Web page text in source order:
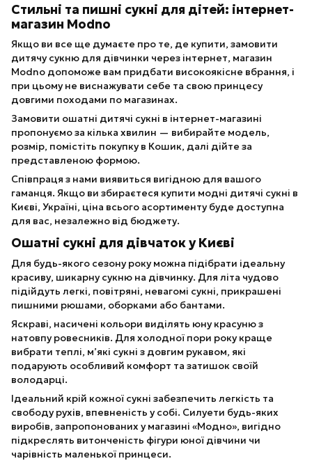
Стильні та пишні сукні для дітей: інтернет-
магазин Modno
Якщо ви все ще думаєте про те, де купити, замовити
дитячу сукню для дівчинки через інтернет, магазин
Modno допоможе вам придбати високоякісне вбрання, і
при цьому не виснажувати себе та свою принцесу
довгими походами по магазинах.
Замовити ошатні дитячі сукні в інтернет-магазині
пропонуємо за кілька хвилин — вибирайте модель,
розмір, помістіть покупку в Кошик, далі дійте за
представленою формою.
Співпраця з нами виявиться вигідною для вашого
гаманця. Якщо ви збираєтеся купити модні дитячі сукні в
Києві, Україні, ціна всього асортименту буде доступна
для вас, незалежно від бюджету.
Ошатні сукні для дівчаток у Києві
Для будь-якого сезону року можна підібрати ідеальну
красиву, шикарну сукню на дівчинку. Для літа чудово
підійдуть легкі, повітряні, невагомі сукні, прикрашені
пишними рюшами, оборками або бантами.
Яскраві, насичені кольори виділять юну красуню з
натовпу ровесників. Для холодної пори року краще
вибрати теплі, м’які сукні з довгим рукавом, які
подарують особливий комфорт та затишок своїй
володарці.
Ідеальний крій кожної сукні забезпечить легкість та
свободу рухів, впевненість у собі. Силуети будь-яких
виробів, запропонованих у магазині «Модно», вигідно
підкреслять витонченість фігури юної дівчини чи
чарівність маленької принцеси.